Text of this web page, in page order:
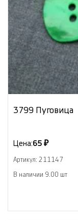
3799 Пуговица
Цена:65 ₽
Артикул: 211147
В наличии 9.00 шт